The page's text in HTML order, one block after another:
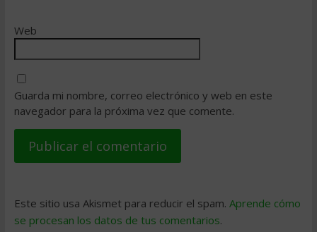
Web
Guarda mi nombre, correo electrónico y web en este
navegador para la próxima vez que comente.
Este sitio usa Akismet para reducir el spam. Aprende cómo
se procesan los datos de tus comentarios.